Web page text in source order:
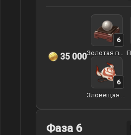
35 000
6
6
Фаза 6